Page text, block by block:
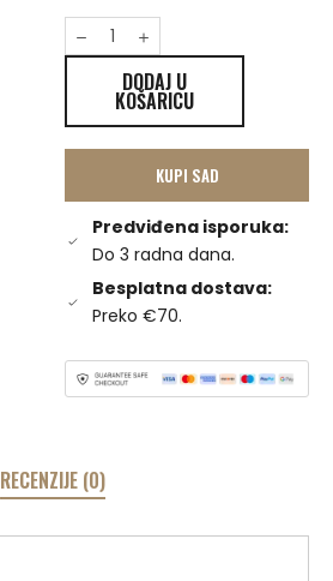
DODAJ U
KOŠARICU
KUPI SAD
Predviđena isporuka:
Do 3 radna dana.
Besplatna dostava:
Preko €70.
RECENZIJE (0)